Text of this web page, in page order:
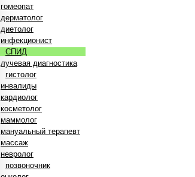
гомеопат
дерматолог
диетолог
инфекционист
СПИД
лучевая диагностика
гистолог
инвалиды
кардиолог
косметолог
маммолог
мануальный терапевт
массаж
невролог
позвоночник